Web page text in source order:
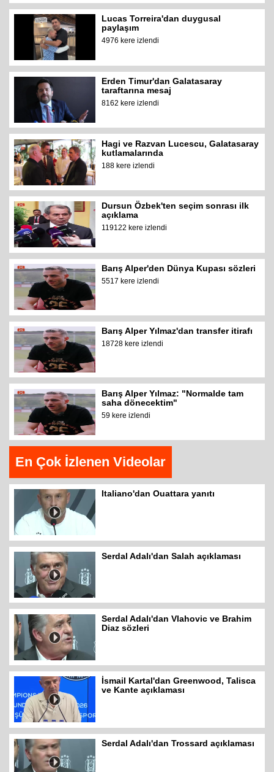
Lucas Torreira'dan duygusal
paylaşım
4976 kere izlendi
Erden Timur'dan Galatasaray
taraftarına mesaj
8162 kere izlendi
Hagi ve Razvan Lucescu, Galatasaray
kutlamalarında
188 kere izlendi
Dursun Özbek'ten seçim sonrası ilk
açıklama
119122 kere izlendi
Barış Alper'den Dünya Kupası sözleri
5517 kere izlendi
Barış Alper Yılmaz'dan transfer itirafı
18728 kere izlendi
Barış Alper Yılmaz: "Normalde tam
saha dönecektim"
59 kere izlendi
En Çok İzlenen Videolar
Italiano'dan Ouattara yanıtı
Serdal Adalı'dan Salah açıklaması
Serdal Adalı'dan Vlahovic ve Brahim
Diaz sözleri
İsmail Kartal'dan Greenwood, Talisca
ve Kante açıklaması
Serdal Adalı'dan Trossard açıklaması